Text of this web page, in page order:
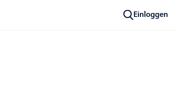
Einloggen